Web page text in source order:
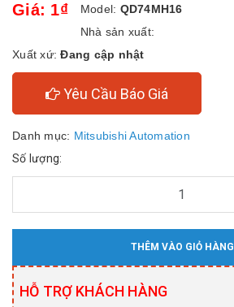
Giá: 1₫ Model: QD74MH16
Nhà sản xuất:
Xuất xứ:Đang cập nhật
Yêu Cầu Báo Giá
Danh mục: Mitsubishi Automation
Số lượng:
THÊM VÀO GIỎ HÀNG
HỖ TRỢ KHÁCH HÀNG